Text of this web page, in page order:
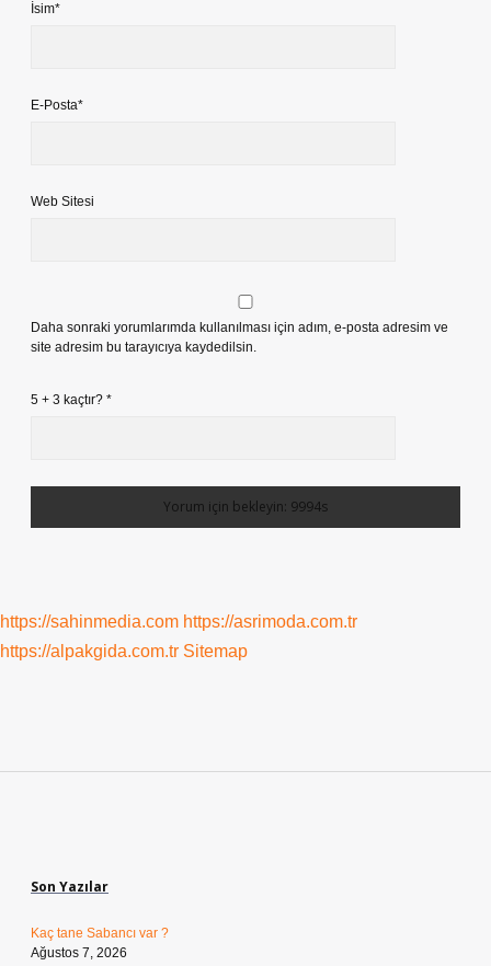
İsim*
E-Posta*
Web Sitesi
Daha sonraki yorumlarımda kullanılması için adım, e-posta adresim ve
site adresim bu tarayıcıya kaydedilsin.
5 + 3 kaçtır? *
https://sahinmedia.com https://asrimoda.com.tr
https://alpakgida.com.tr Sitemap
Son Yazılar
Kaç tane Sabancı var ?
Ağustos 7, 2026